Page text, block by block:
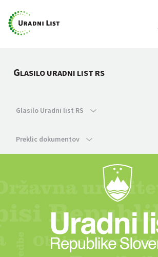
GLASILO URADNI LIST RS
Glasilo Uradni list RS
Preklic dokumentov